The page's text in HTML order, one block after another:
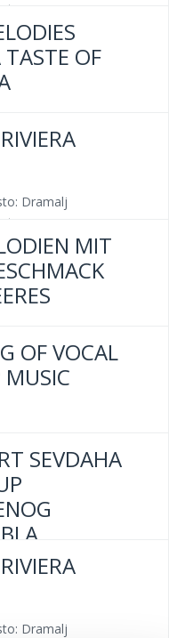
mora:
OF
Dramalj
Dramalj
mora:
MIT
Dramalj
OF VOCAL
MUSIC
SEVDAHA
Dramalj
Dramalj